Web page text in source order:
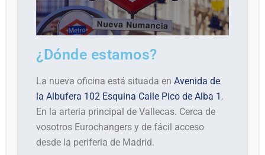
¿Dónde estamos?
La nueva oficina está situada enAvenida de
la Albufera 102 Esquina Calle Pico de Alba 1 .
En la arteria principal de Vallecas. Cerca de
vosotros Eurochangers y de fácil acceso
desde la periferia de Madrid.